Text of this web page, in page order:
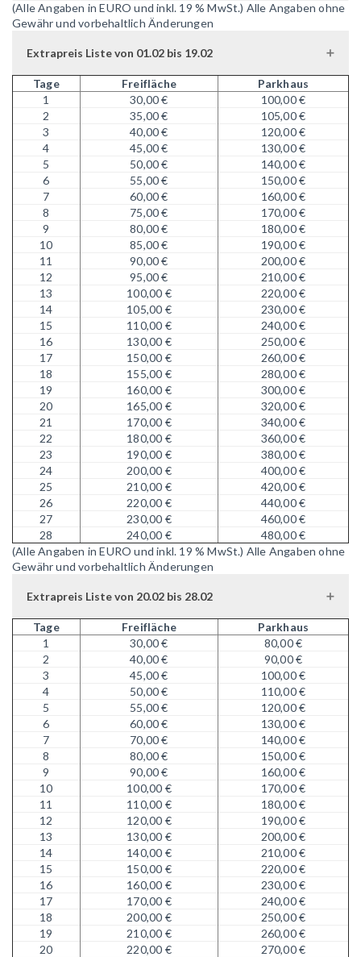
(Alle Angaben in EURO und inkl. 19 % MwSt.) Alle Angaben ohne
Gewähr und vorbehaltlich Änderungen
Extrapreis Liste von 01.02 bis 19.02
Tage Freifläche
Parkhaus
1
30,00 €
100,00 €
2
35,00 €
105,00 €
3
40,00 €
120,00 €
4
45,00 €
130,00 €
5
50,00 €
140,00 €
6
55,00 €
150,00 €
7
60,00 €
160,00 €
8
75,00 €
170,00 €
9
80,00 €
180,00 €
10
85,00 €
190,00 €
11
90,00 €
200,00 €
12
95,00 €
210,00 €
13
100,00 €
220,00 €
14
105,00 €
230,00 €
15
110,00 €
240,00 €
16
130,00 €
250,00 €
17
150,00 €
260,00 €
18
155,00 €
280,00 €
19
160,00 €
300,00 €
20
165,00 €
320,00 €
21
170,00 €
340,00 €
22
180,00 €
360,00 €
23
190,00 €
380,00 €
24
200,00 €
400,00 €
25
210,00 €
420,00 €
26
220,00 €
440,00 €
27
230,00 €
460,00 €
28
240,00 €
480,00 €
(Alle Angaben in EURO und inkl. 19 % MwSt.) Alle Angaben ohne
Gewähr und vorbehaltlich Änderungen
Extrapreis Liste von 20.02 bis 28.02
Tage Freifläche
Parkhaus
1
30,00 €
80,00 €
2
40,00 €
90,00 €
3
45,00 €
100,00 €
4
50,00 €
110,00 €
5
55,00 €
120,00 €
6
60,00 €
130,00 €
7
70,00 €
140,00 €
8
80,00 €
150,00 €
9
90,00 €
160,00 €
10
100,00 €
170,00 €
11
110,00 €
180,00 €
12
120,00 €
190,00 €
13
130,00 €
200,00 €
14
140,00 €
210,00 €
15
150,00 €
220,00 €
16
160,00 €
230,00 €
17
170,00 €
240,00 €
18
200,00 €
250,00 €
19
210,00 €
260,00 €
20
220,00 €
270,00 €